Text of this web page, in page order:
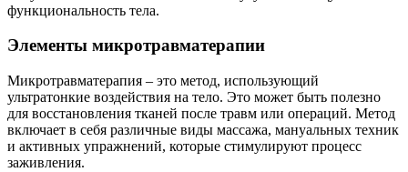
функциональность тела.
Элементы микротравматерапии
Микротравматерапия – это метод, использующий
ультратонкие воздействия на тело. Это может быть полезно
для восстановления тканей после травм или операций. Метод
включает в себя различные виды массажа, мануальных техник
и активных упражнений, которые стимулируют процесс
заживления.